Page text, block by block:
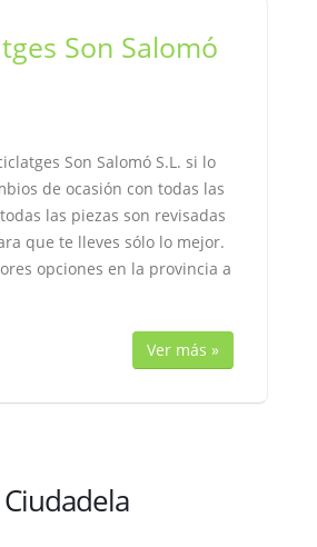
Son Salomó
Son Salomó S.L. si lo
de ocasión con todas las
las piezas son revisadas
que te lleves sólo lo mejor.
opciones en la provincia a
Ver más »